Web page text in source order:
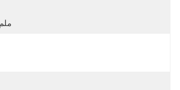
4000x1500x1800 ملم